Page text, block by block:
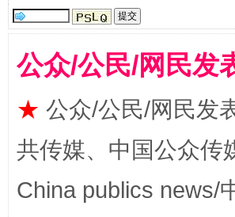
公众/公民/网民发
★ 公众/公民/网民发
共传媒、中国公众传
China publics news/